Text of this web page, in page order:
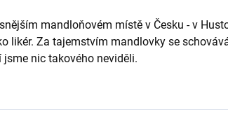
mandloňovém místě v Česku - v
likér. Za tajemstvím mandlovky se
nic takového neviděli.